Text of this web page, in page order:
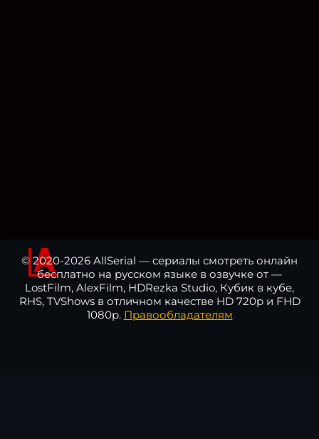
© 2020-2026 AllSerial — сериалы смотреть онлайн
бесплатно на русском языке в озвучке от —
LostFilm, AlexFilm, HDRezka Studio, Кубик в кубе,
RHS, TVShows в отличном качестве HD 720p и FHD
1080p. Правообладателям